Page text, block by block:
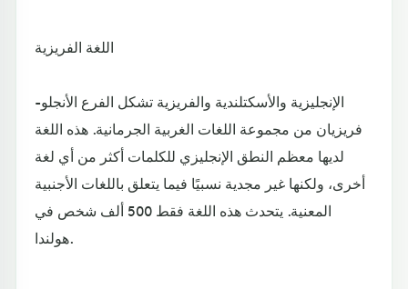
اللغة الفريزية
الإنجليزية والأسكتلندية والفريزية تشكل الفرع الأنجلو-
فريزيان من مجموعة اللغات الغربية الجرمانية. هذه اللغة
لديها معظم النطق الإنجليزي للكلمات أكثر من أي لغة
أخرى، ولكنها غير مجدية نسبيًا فيما يتعلق باللغات الأجنبية
المعنية. يتحدث هذه اللغة فقط 500 ألف شخص في
هولندا.